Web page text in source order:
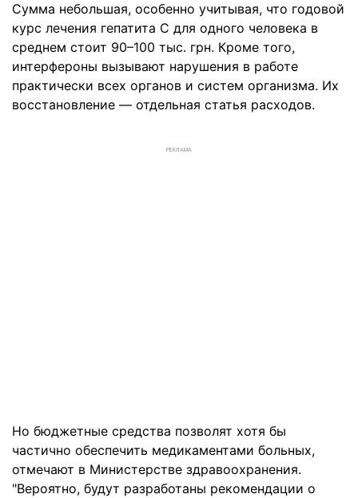
Сумма небольшая, особенно учитывая, что годовой
курс лечения гепатита С для одного человека в
среднем стоит 90–100 тыс. грн. Кроме того,
интерфероны вызывают нарушения в работе
практически всех органов и систем организма. Их
восстановление — отдельная статья расходов.
РЕКЛАМА
Но бюджетные средства позволят хотя бы
частично обеспечить медикаментами больных,
отмечают в Министерстве здравоохранения.
"Вероятно, будут разработаны рекомендации о